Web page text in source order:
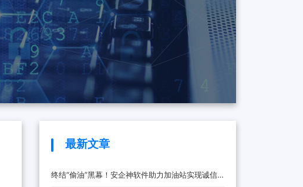
最新文章
终结“偷油”黑幕！安企神软件助力加油站实现诚信